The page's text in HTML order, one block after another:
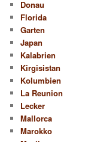
Donau
Florida
Garten
Japan
Kalabrien
Kirgisistan
Kolumbien
La Reunion
Lecker
Mallorca
Marokko